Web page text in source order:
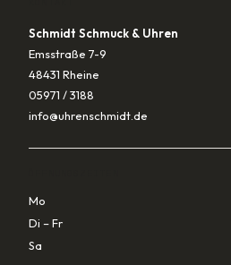
Schmidt Schmuck & Uhren
Emsstraße 7-9
48431 Rheine
05971 / 3188
info@uhrenschmidt.de
Mo
Di – Fr
Sa